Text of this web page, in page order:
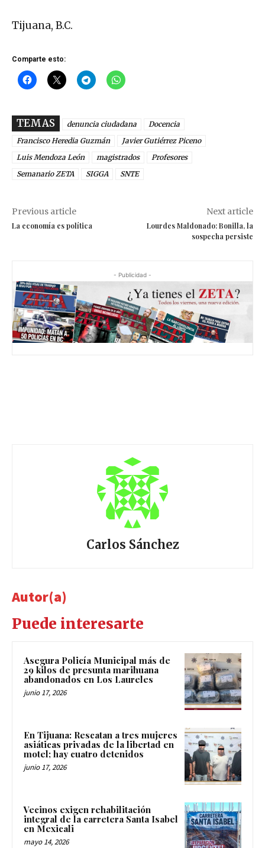
Tijuana, B.C.
Comparte esto:
TEMAS denuncia ciudadana
Docencia
Francisco Heredia Guzmán
Javier Gutiérrez Piceno
Luis Mendoza León
magistrados
Profesores
Semanario ZETA
SIGGA SNTE
Previous article
La economía es política
Next article
Lourdes Maldonado: Bonilla, la
sospecha persiste
- Publicidad -
Carlos Sánchez
Autor(a)
Puede interesarte
Asegura Policía Municipal más de
29 kilos de presunta marihuana
abandonados en Los Laureles
junio 17, 2026
En Tijuana: Rescatan a tres mujeres
asiáticas privadas de la libertad en
motel; hay cuatro detenidos
junio 17, 2026
Vecinos exigen rehabilitación
integral de la carretera Santa Isabel
en Mexicali
mayo 14, 2026